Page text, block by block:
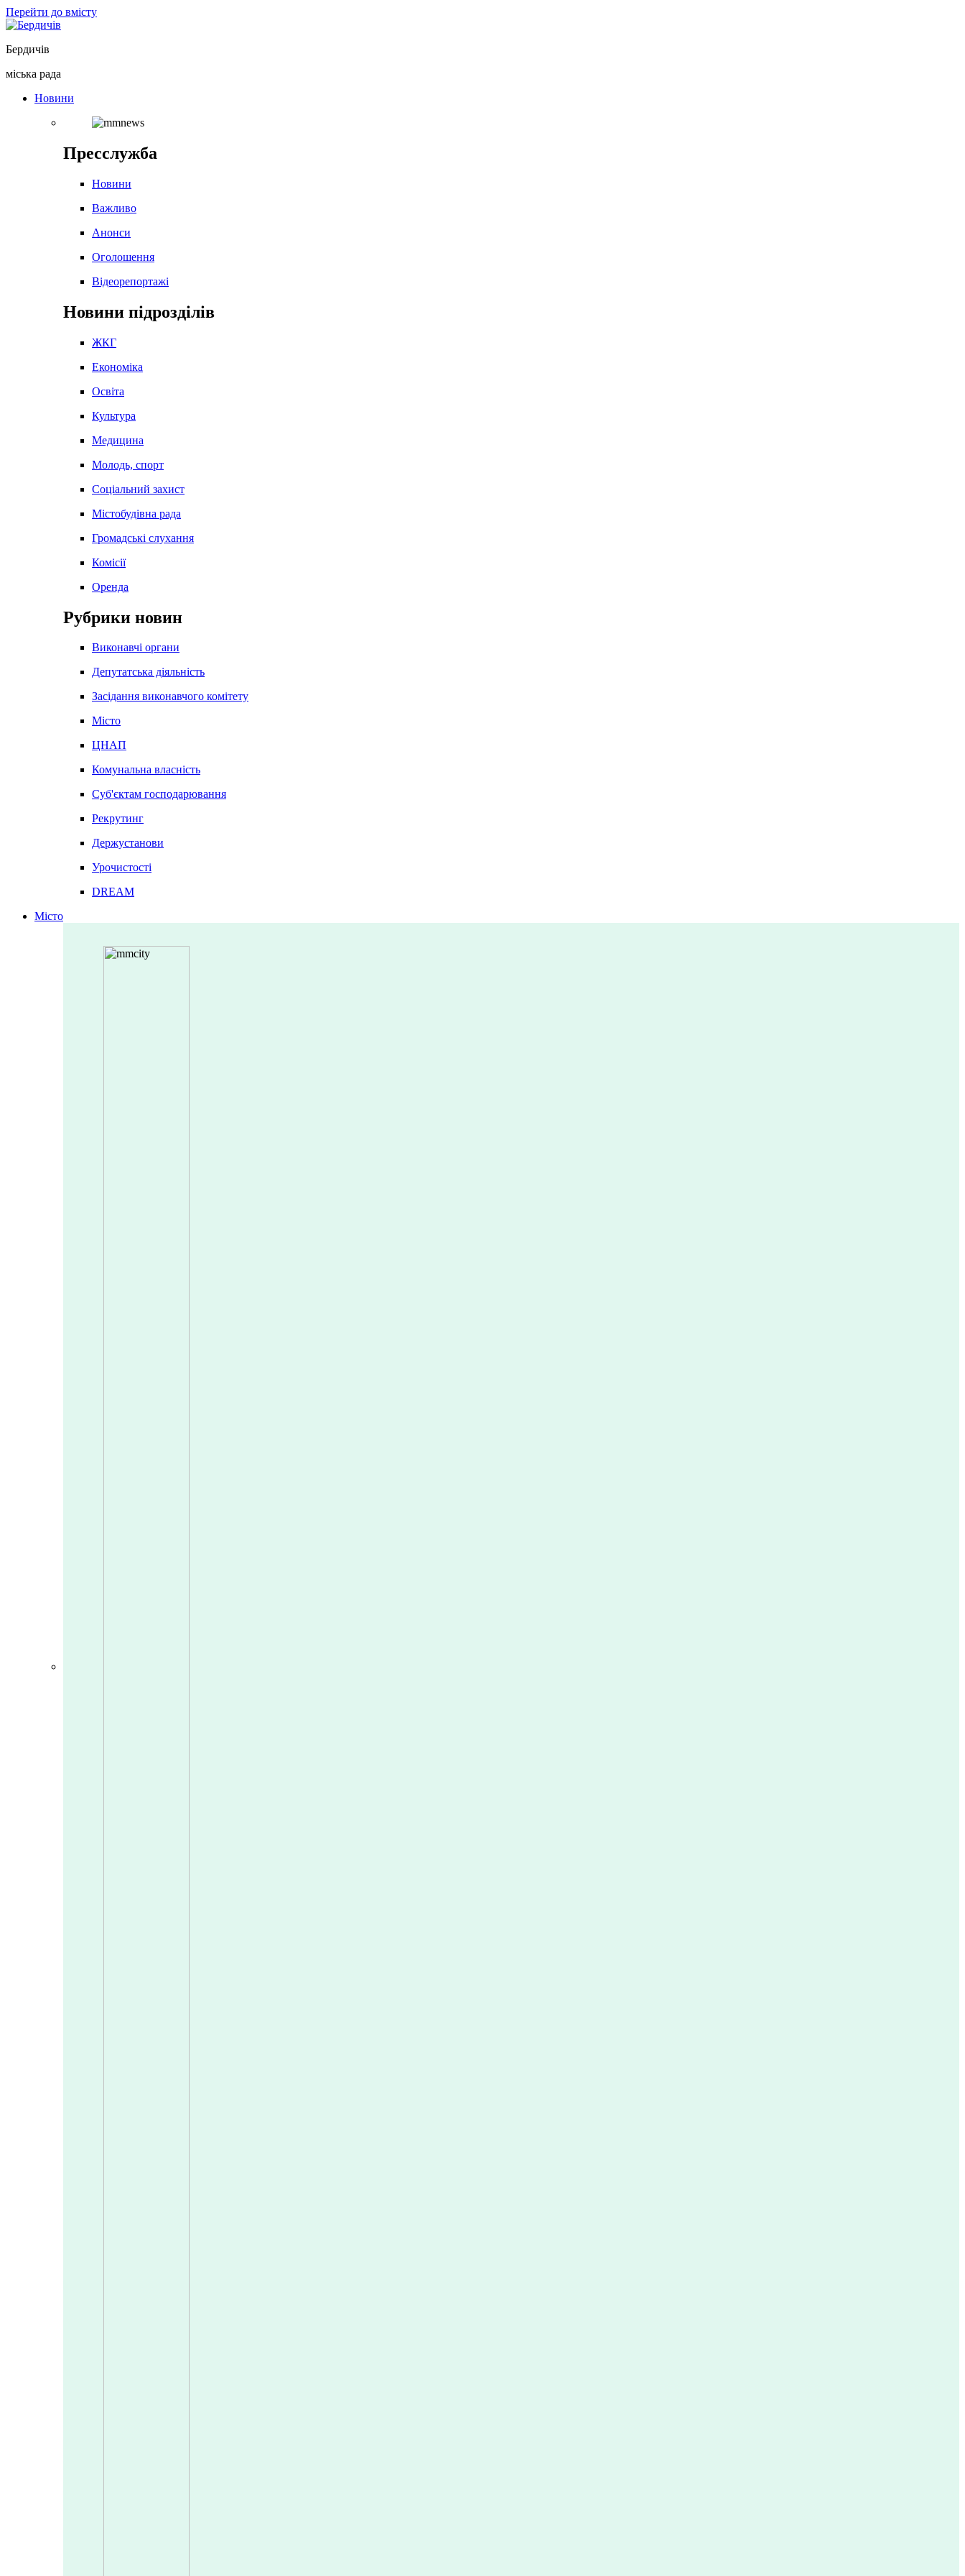
Перейти до вмісту
Бердичів
міська рада
Новини
Пресслужба
Новини
Важливо
Анонси
Оголошення
Відеорепортажі
Новини підрозділів
ЖКГ
Економіка
Освіта
Культура
Медицина
Молодь, спорт
Соціальний захист
Містобудівна рада
Громадські слухання
Комісії
Оренда
Рубрики новин
Виконавчі органи
Депутатська діяльність
Засідання виконавчого комітету
Місто
ЦНАП
Комунальна власність
Суб'єктам господарювання
Рекрутинг
Держустанови
Урочистості
DREAM
Місто